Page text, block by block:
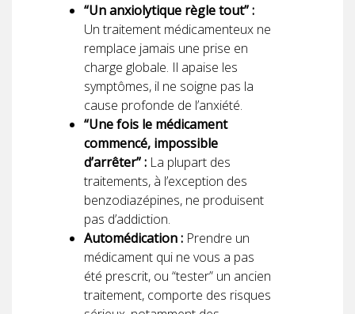
“Un anxiolytique règle tout” :
Un traitement médicamenteux ne
remplace jamais une prise en
charge globale. Il apaise les
symptômes, il ne soigne pas la
cause profonde de l’anxiété.
“Une fois le médicament
commencé, impossible
d’arrêter” : La plupart des
traitements, à l’exception des
benzodiazépines, ne produisent
pas d’addiction.
Automédication : Prendre un
médicament qui ne vous a pas
été prescrit, ou “tester” un ancien
traitement, comporte des risques